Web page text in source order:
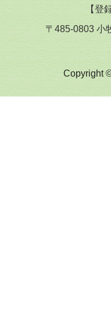
【登
〒485-0803 小
Copyright